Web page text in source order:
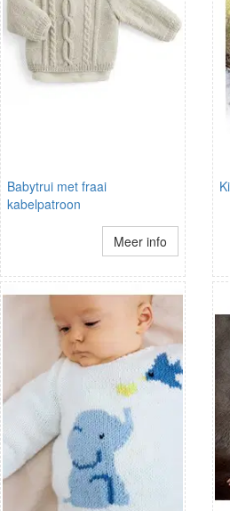
Babytrui met fraai
kabelpatroon
Meer info